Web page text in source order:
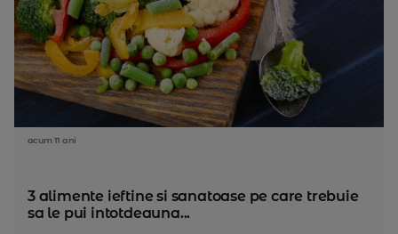
acum 11 ani
3 alimente ieftine si sanatoase pe care trebuie
sa le pui intotdeauna...